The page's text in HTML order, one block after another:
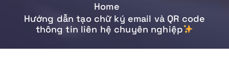
Home
Hướng dẫn tạo chữ ký email và QR code
thông tin liên hệ chuyên nghiệp